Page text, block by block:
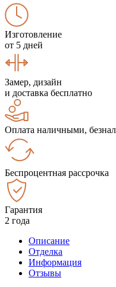
Изготовление
от 5 дней
Замер, дизайн
и доставка бесплатно
Оплата наличными,
Беспроцентная рассрочка
Гарантия
2 года
Описание
Отделка
Информация
Отзывы